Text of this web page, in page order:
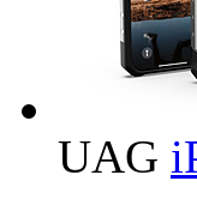
UAG